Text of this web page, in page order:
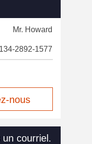
Mr. Howard
2892-1577
nous
courriel.